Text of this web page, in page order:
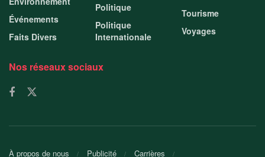
Événements
Faits Divers
Politique
Politique
Internationale
Tourisme
Voyages
Nos réseaux sociaux
À propos de nous Publicité Carrières